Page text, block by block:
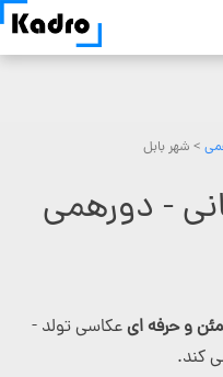
> شهر بابل
- دورهمی
و حرفه ایعکاسی تولد -
کند.